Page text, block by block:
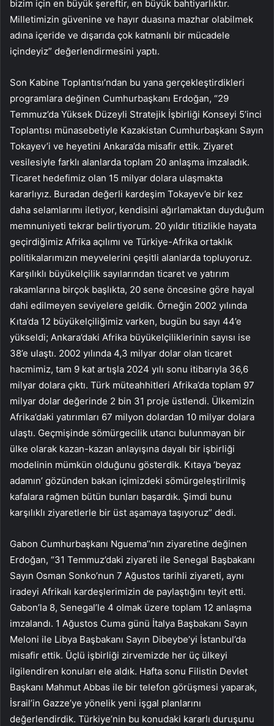
bizim için en büyük şereftir, en büyük bahtiyarlıktır.
Milletimizin güvenine ve hayır duasına mazhar olabilmek
adına içeride ve dışarıda çok katmanlı bir mücadele
içindeyiz” değerlendirmesini yaptı.
Son Kabine Toplantısı’ndan bu yana gerçekleştirdikleri
programlara değinen Cumhurbaşkanı Erdoğan, “29
Temmuz’da Yüksek Düzeyli Stratejik İşbirliği Konseyi 5’inci
Toplantısı münasebetiyle Kazakistan Cumhurbaşkanı Sayın
Tokayev’i ve heyetini Ankara’da misafir ettik. Ziyaret
vesilesiyle farklı alanlarda toplam 20 anlaşma imzaladık.
Ticaret hedefimiz olan 15 milyar dolara ulaşmakta
kararlıyız. Buradan değerli kardeşim Tokayev’e bir kez
daha selamlarımı iletiyor, kendisini ağırlamaktan duyduğum
memnuniyeti tekrar belirtiyorum. 20 yıldır titizlikle hayata
geçirdiğimiz Afrika açılımı ve Türkiye-Afrika ortaklık
politikalarımızın meyvelerini çeşitli alanlarda topluyoruz.
Karşılıklı büyükelçilik sayılarından ticaret ve yatırım
rakamlarına birçok başlıkta, 20 sene öncesine göre hayal
dahi edilmeyen seviyelere geldik. Örneğin 2002 yılında
Kıta’da 12 büyükelçiliğimiz varken, bugün bu sayı 44’e
yükseldi; Ankara’daki Afrika büyükelçiliklerinin sayısı ise
38’e ulaştı. 2002 yılında 4,3 milyar dolar olan ticaret
hacmimiz, tam 9 kat artışla 2024 yılı sonu itibarıyla 36,6
milyar dolara çıktı. Türk müteahhitleri Afrika’da toplam 97
milyar dolar değerinde 2 bin 31 proje üstlendi. Ülkemizin
Afrika’daki yatırımları 67 milyon dolardan 10 milyar dolara
ulaştı. Geçmişinde sömürgecilik utancı bulunmayan bir
ülke olarak kazan-kazan anlayışına dayalı bir işbirliği
modelinin mümkün olduğunu gösterdik. Kıtaya ’beyaz
adamın’ gözünden bakan içimizdeki sömürgeleştirilmiş
kafalara rağmen bütün bunları başardık. Şimdi bunu
karşılıklı ziyaretlerle bir üst aşamaya taşıyoruz” dedi.
Gabon Cumhurbaşkanı Nguema’’nın ziyaretine değinen
Erdoğan, “31 Temmuz’daki ziyareti ile Senegal Başbakanı
Sayın Osman Sonko’nun 7 Ağustos tarihli ziyareti, aynı
iradeyi Afrikalı kardeşlerimizin de paylaştığını teyit etti.
Gabon’la 8, Senegal’le 4 olmak üzere toplam 12 anlaşma
imzalandı. 1 Ağustos Cuma günü İtalya Başbakanı Sayın
Meloni ile Libya Başbakanı Sayın Dibeybe’yi İstanbul’da
misafir ettik. Üçlü işbirliği zirvemizde her üç ülkeyi
ilgilendiren konuları ele aldık. Hafta sonu Filistin Devlet
Başkanı Mahmut Abbas ile bir telefon görüşmesi yaparak,
İsrail’in Gazze’ye yönelik yeni işgal planlarını
değerlendirdik. Türkiye’nin bu konudaki kararlı duruşunu